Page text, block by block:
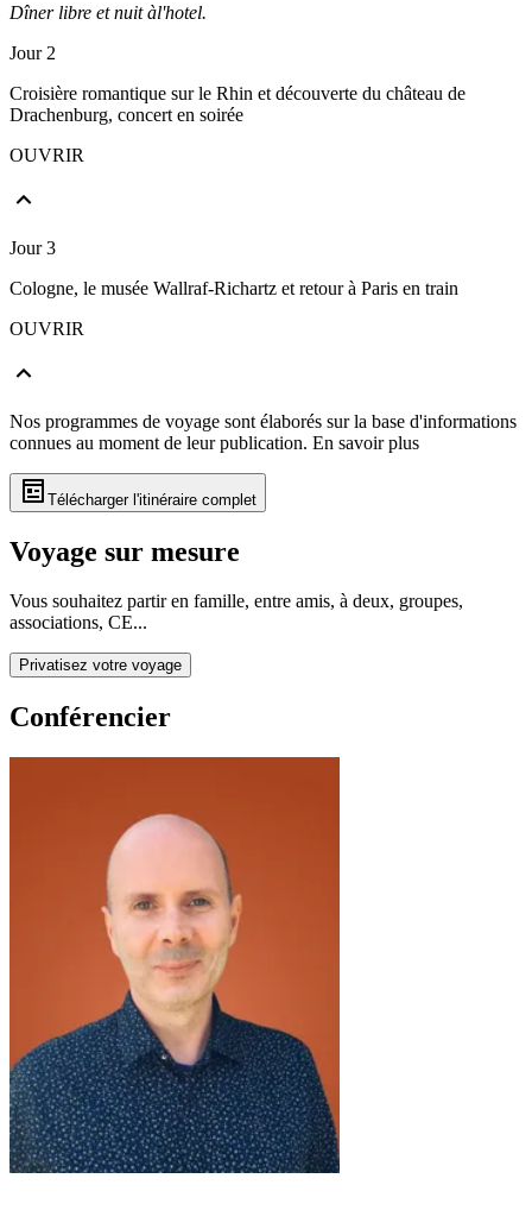
Dîner libre et nuit àl'hotel.
Jour 2
Croisière romantique sur le Rhin et découverte du château de
Drachenburg, concert en soirée
OUVRIR
Jour 3
Cologne, le musée Wallraf-Richartz et retour à Paris en train
OUVRIR
Nos programmes de voyage sont élaborés sur la base d'informations
connues au moment de leur publication. En savoir plus
Télécharger l'itinéraire complet
Voyage sur mesure
Vous souhaitez partir en famille, entre amis, à deux, groupes,
associations, CE...
Privatisez votre voyage
Conférencier